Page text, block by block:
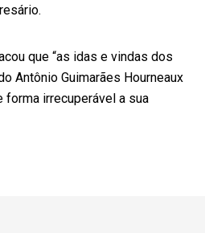
que “as idas e vindas dos
Antônio Guimarães Hourneaux
forma irrecuperável a sua